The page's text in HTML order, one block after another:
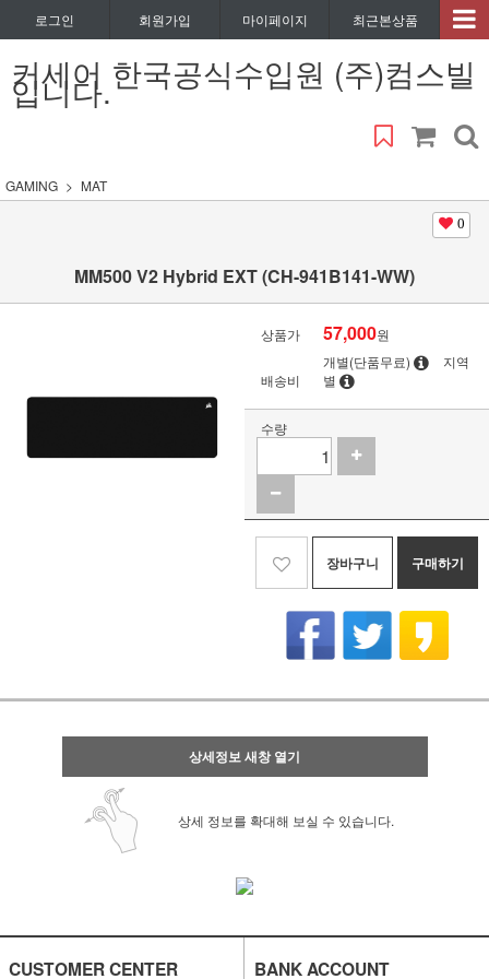
로그인 회원가입 마이페이지 최근본상품
커세어 한국공식수입원 (주)컴스빌
입니다.
GAMING MAT
0
MM500 V2 Hybrid EXT (CH-941B141-WW)
상품가 57,000원
배송비
개별(단품무료)
지역
별
수량
장바구니 구매하기
상세정보 새창 열기
상세 정보를 확대해 보실 수 있습니다.
CUSTOMER CENTER BANK ACCOUNT